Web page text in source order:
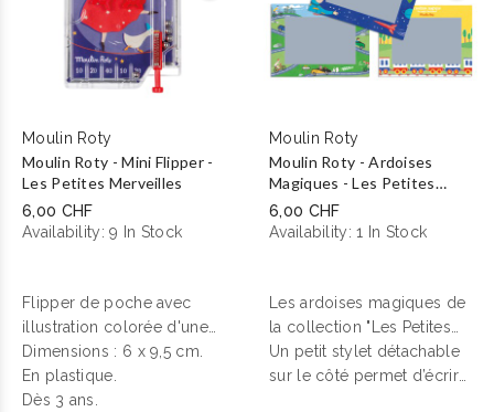
Moulin Roty
Moulin Roty - Mini Flipper -
Les Petites Merveilles
6,00 CHF
Availability:9 In Stock
Flipper de poche avec
illustration colorée d'une
funambule sur son fil en
équilibre. Tirez la molette
pour actionner les 5
Dimensions : 6 x 9,5 cm.
En plastique.
Dès 3 ans.
Moulin Roty
Moulin Roty - Ardoises
Magiques - Les Petites
Merveilles
6,00 CHF
Availability:1 In Stock
Les ardoises magiques de
la collection "Les Petites
Merveilles" de Moulin
Roty.
Un petit stylet détachable
sur le côté permet d’écrire